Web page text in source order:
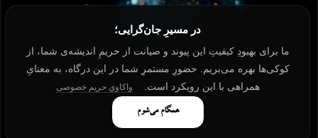
در مسیرِ جان‌گرایی؛
ما برای بهبودِ کیفیتِ این پیوند و صیانت از حریمِ اندیشه‌ی شما، از
کوکی‌ها بهره می‌بریم. حضورِ مستمرِ شما در این درگاه، به معنایِ
همراهی با این رویکرد است.
واکاویِ حریم خصوصی
همگام می‌شوم